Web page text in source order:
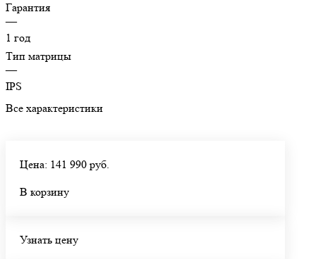
Гарантия
—
1 год
Тип матрицы
—
IPS
Все характеристики
Цена: 141 990 руб.
В корзину
Узнать цену